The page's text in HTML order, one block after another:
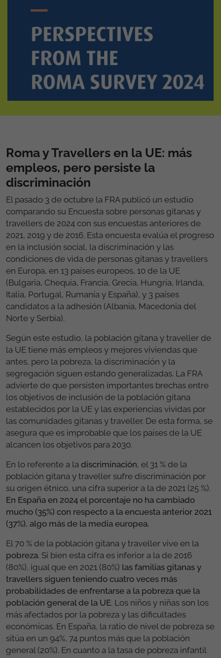
Roma y Travellers en la UE: más
empleos, pero persiste la
discriminación
El pasado 3 de octubre la FRA publicó un estudio
comparando su Encuesta sobre personas gitanas y
travellers de 2024 con sus encuestas anteriores de
2021, 2019 y de 2016. Esta encuesta evalúa el progreso
en la inclusión social, la discriminación y las
condiciones de vida de personas gitanas y travellers
en Europa, en 13 países europeos, 10 de la UE
(Bulgaria, Chequia, Francia, Grecia, Hungría, Irlanda,
Italia, Portugal, Rumanía y España), y 3 países
candidatos a la adhesión (Albania, Macedonia del
Norte y Serbia).
Según este estudio, la población gitana y traveller de
la UE tiene más empleos y mejores viviendas que
antes, pero la pobreza, la discriminación y la
segregación siguen estando generalizadas. La FRA
advierte de que persisten importantes brechas entre
los objetivos de inclusión de la población gitana
establecidos por la UE y las experiencias vividas por
las comunidades gitanas y traveller. De esta forma, se
asegura que es improbable que los países de la UE
alcancen los objetivos para 2030.
En lo referente a la discriminación, el 31 % de la
población gitana y traveller sufre discriminación por
su origen étnico, una cifra superior a la de 2021 (25 %).
En España en 2024 el porcentaje no ha cambiado
mucho (35%) con respecto a la encuesta anterior 2021
(37%), algo más de la media europea.
El 70 % de la población gitana y traveller vive en la
pobreza. Si bien esta cifra es inferior a la de 2016
(80%), igual que en 2021 (80%) las familias gitanas y
travellers siguen teniendo cuatro veces más
probabilidades de enfrentarse a la pobreza que la
población general de la UE. Los niños y niñas son los
más afectados por la pobreza y las dificultades
económicas. En España, la ratio de nivel de pobreza se
sitúa en un 94%, 74 puntos más que la población
general (20%). En cuanto a la tasa de pobreza infantil